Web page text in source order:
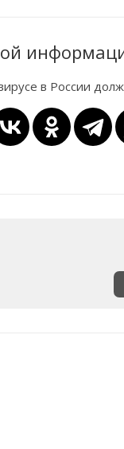
в России